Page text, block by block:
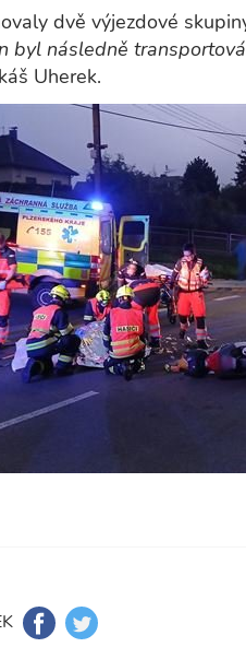
dvě výjezdové
byl následně
Uherek.